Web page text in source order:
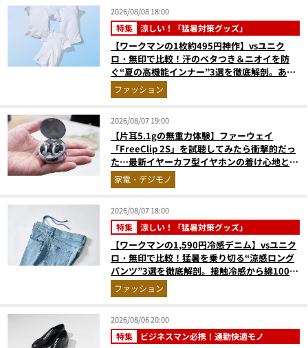
2026/08/08 18:00
特集 涼しい！「猛暑対策グッズ」
【ワークマンの1枚約495円神作】vsユニク
ロ・無印で比較！汗のベタつき＆ニオイを防
ぐ“夏の高機能インナー”3選を徹底解剖。あな
たに最適な1着は？
ファッション
2026/08/07 19:00
【片耳5.1gの無重力体験】ファーウェイ
「FreeClip 2S」を試聴してみたら衝撃的だっ
た…最新イヤーカフ型イヤホンの着け心地とAI
技術に感動
家電・デジモノ
2026/08/07 18:00
特集 涼しい！「猛暑対策グッズ」
【ワークマンの1,590円冷感デニム】vsユニク
ロ・無印で比較！猛暑を乗り切る“涼感ロング
パンツ”3選を徹底解剖。接触冷感から綿100%
まで決定版
ファッション
2026/08/06 20:00
特集 ビジネスマン必携！通勤快適モノ